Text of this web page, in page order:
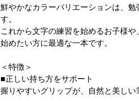
鮮やかなカラーバリエーションは、勉
す。
これから文字の練習を始めるお子様
始めたい方に最適な一本です。
＜特徴＞
■正しい持ち方をサポート
握りやすいグリップが、自然と美しい